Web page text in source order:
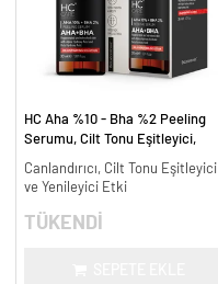
HC Aha %10 - Bha %2 Peeling
Serumu, Cilt Tonu Eşitleyici,
Canlandırıcı, Cilt Tonu Eşitleyici
ve Yenileyici Etki
TÜKENDİ